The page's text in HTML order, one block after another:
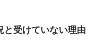
と受けていない理由